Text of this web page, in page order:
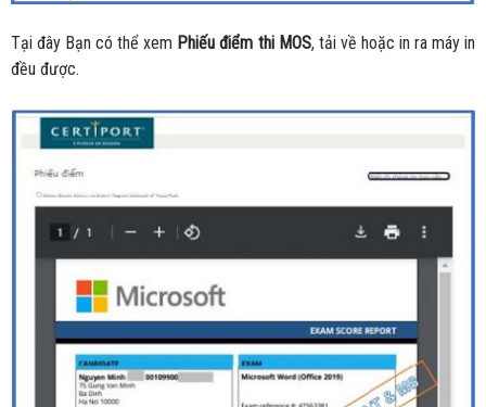
Tại đây Bạn có thể xem Phiếu điểm thi MOS, tải về hoặc in ra máy in
đều được.